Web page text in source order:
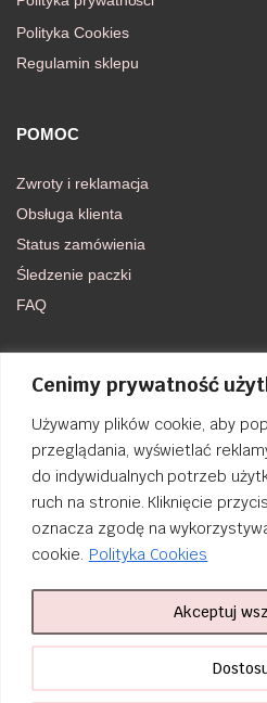
Cenimy prywatność
Używamy plików cookie, aby
przeglądania, wyświetlać
do indywidualnych potrzeb
ruch na stronie. Kliknięcie
oznacza zgodę na
cookie. Polityka Cookies
Akceptuj
Polityka Cookies
Regulamin sklepu
POMOC
Zwroty i reklamacja
Obsługa klienta
Status zamówienia
Śledzenie paczki
FAQ
DOŁĄCZ DO NAS
FACEBOOK
INSTAGRAM
nailsibrido.pl Copyright © 2024BSK